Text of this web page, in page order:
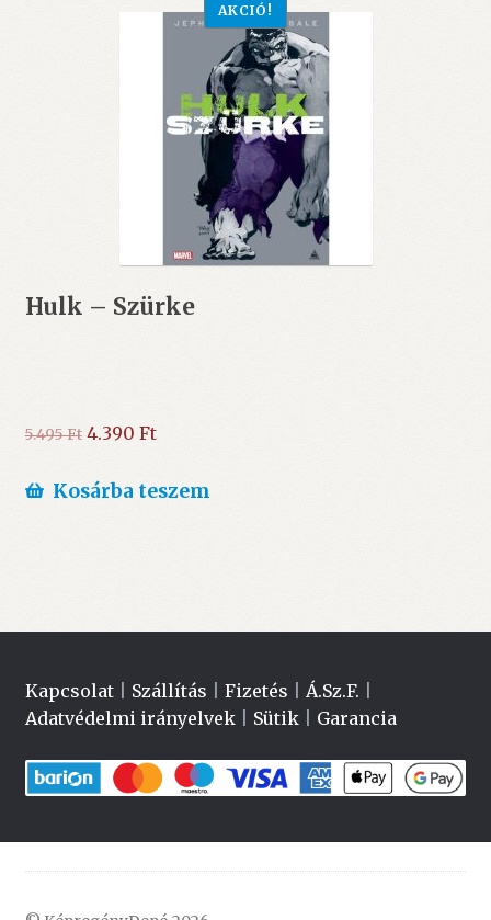
Hulk – Szürke
AKCIÓ!
5.495Ft Original
was:
4.390 FtCurrent
is:
Kosárba teszem
Kapcsolat| Szállítás Fizetés Á.Sz.F.
Adatvédelmi irányelvek| Sütik| Garancia